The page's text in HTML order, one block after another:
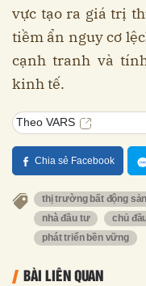
vực tạo ra giá trị
tiềm ẩn nguy cơ
cạnh tranh và
kinh tế.
Theo VARS
Chia sẻ Facebook
thị trường bất động sản
nhà đầu tư
chủ
phát triển bền vững
BÀI LIÊN QUAN